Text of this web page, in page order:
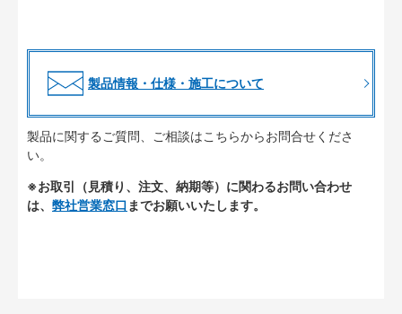
製品情報・仕様・施工について
製品に関するご質問、ご相談はこちらからお問合せくださ
い。
※お取引（見積り、注文、納期等）に関わるお問い合わせ
は、 弊社営業窓口 までお願いいたします。